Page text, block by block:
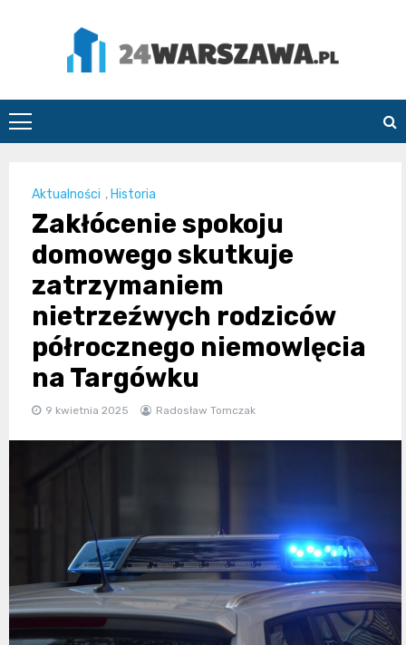
24Warszawa.pl
Aktualności , Historia
Zakłócenie spokoju
domowego skutkuje
zatrzymaniem
nietrzeźwych rodziców
półrocznego niemowlęcia
na Targówku
9 kwietnia 2025 Radosław Tomczak